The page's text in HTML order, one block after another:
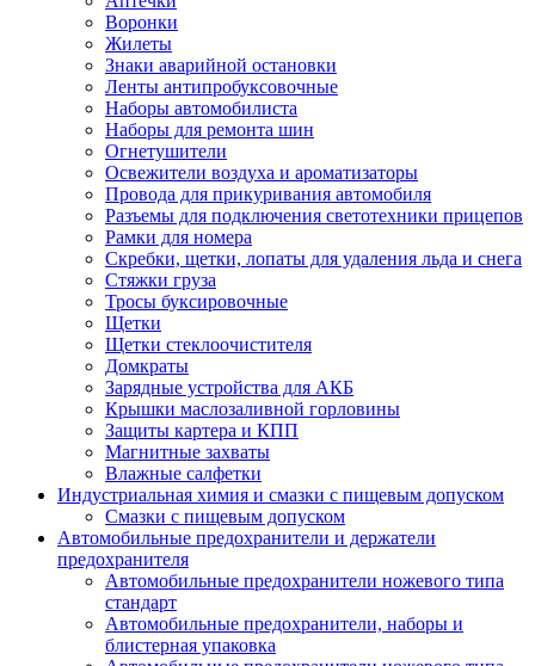
Воронки
Жилеты
Знаки аварийной остановки
Ленты антипробуксовочные
Наборы автомобилиста
Наборы для ремонта шин
Огнетушители
Освежители воздуха и ароматизаторы
Провода для прикуривания автомобиля
Разъемы для подключения светотехники прицепов
Рамки для номера
Скребки, щетки, лопаты для удаления льда и снега
Стяжки груза
Тросы буксировочные
Щетки
Щетки стеклоочистителя
Домкраты
Зарядные устройства для АКБ
Крышки маслозаливной горловины
Защиты картера и КПП
Магнитные захваты
Влажные салфетки
Индустриальная химия и смазки с пищевым допуском
Смазки с пищевым допуском
Автомобильные предохранители и держатели
предохранителя
Автомобильные предохранители ножевого типа
стандарт
Автомобильные предохранители, наборы и
блистерная упаковка